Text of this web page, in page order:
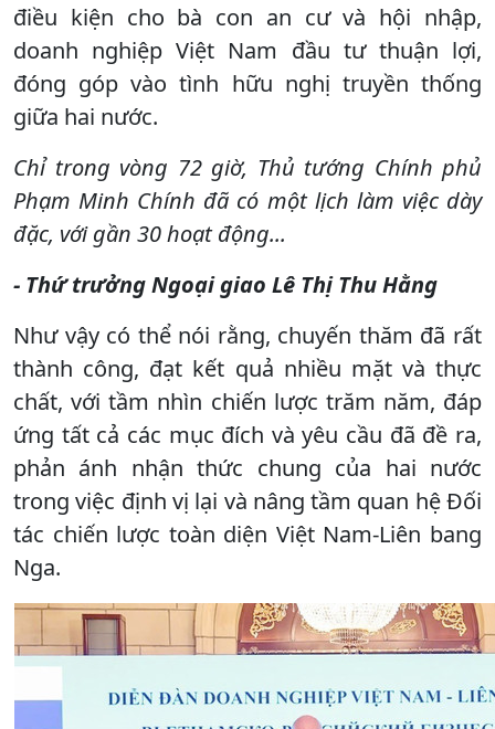
điều kiện cho bà con an cư và hội nhập,
doanh nghiệp Việt Nam đầu tư thuận lợi,
đóng góp vào tình hữu nghị truyền thống
giữa hai nước.
Chỉ trong vòng 72 giờ, Thủ tướng Chính phủ
Phạm Minh Chính đã có một lịch làm việc dày
đặc, với gần 30 hoạt động...
- Thứ trưởng Ngoại giao Lê Thị Thu Hằng
Như vậy có thể nói rằng, chuyến thăm đã rất
thành công, đạt kết quả nhiều mặt và thực
chất, với tầm nhìn chiến lược trăm năm, đáp
ứng tất cả các mục đích và yêu cầu đã đề ra,
phản ánh nhận thức chung của hai nước
trong việc định vị lại và nâng tầm quan hệ Đối
tác chiến lược toàn diện Việt Nam-Liên bang
Nga.